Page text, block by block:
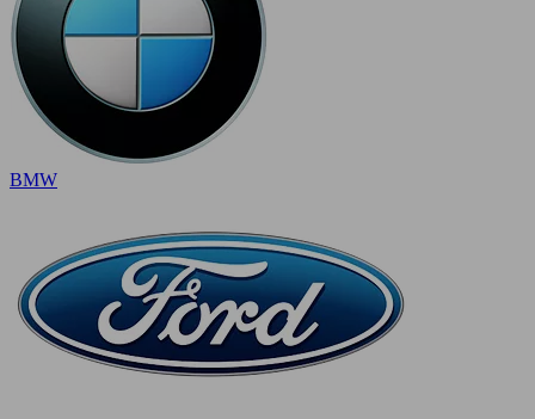
BMW